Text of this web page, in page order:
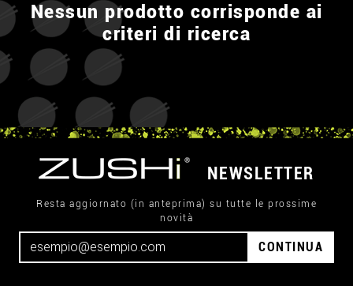
Nessun prodotto corrisponde ai
criteri di ricerca
NEWSLETTER
Resta aggiornato (in anteprima) su tutte le prossime
novità
CONTINUA